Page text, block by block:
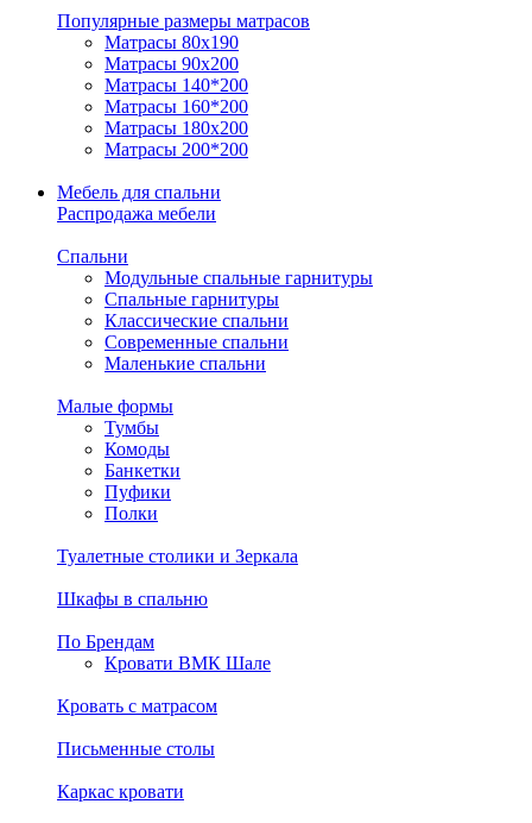
Популярные размеры матрасов
Матрасы 80x190
Матрасы 90x200
Матрасы 140*200
Матрасы 160*200
Матрасы 180x200
Матрасы 200*200
Мебель для спальни
Распродажа мебели
Спальни
Модульные спальные гарнитуры
Спальные гарнитуры
Классические спальни
Современные спальни
Маленькие спальни
Малые формы
Тумбы
Комоды
Банкетки
Пуфики
Полки
Туалетные столики и Зеркала
Шкафы в спальню
По Брендам
Кровати ВМК Шале
Кровать с матрасом
Письменные столы
Каркас кровати